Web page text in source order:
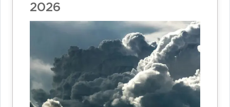
2026